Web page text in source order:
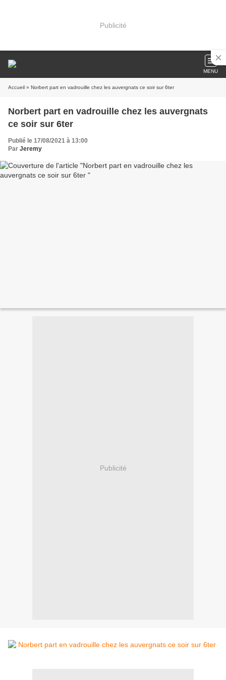
Publicité
MENU
Accueil » Norbert part en vadrouille chez les auvergnats ce soir sur 6ter
Norbert part en vadrouille chez les auvergnats
ce soir sur 6ter
Publié le 17/08/2021 à 13:00
Par Jeremy
Publicité